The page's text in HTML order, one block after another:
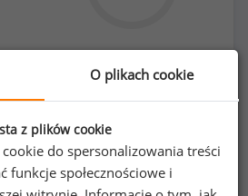
Mężczyźni
O plikach cookie
z plików cookie
do spersonalizowania treści
funkcje społecznościowe i